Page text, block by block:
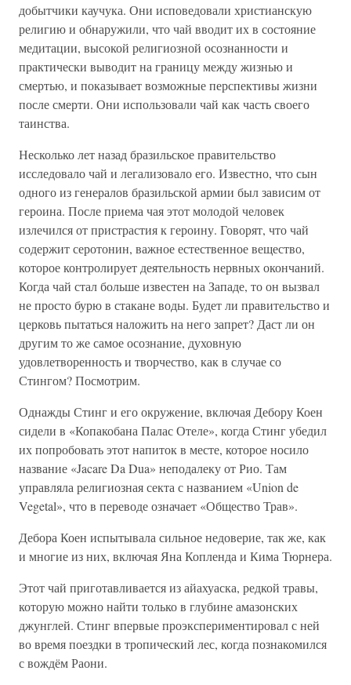
добытчики каучука. Они исповедовали христианскую
религию и обнаружили, что чай вводит их в состояние
медитации, высокой религиозной осознанности и
практически выводит на границу между жизнью и
смертью, и показывает возможные перспективы жизни
после смерти. Они использовали чай как часть своего
таинства.
Несколько лет назад бразильское правительство
исследовало чай и легализовало его. Известно, что сын
одного из генералов бразильской армии был зависим от
героина. После приема чая этот молодой человек
излечился от пристрастия к героину. Говорят, что чай
содержит серотонин, важное естественное вещество,
которое контролирует деятельность нервных окончаний.
Когда чай стал больше известен на Западе, то он вызвал
не просто бурю в стакане воды. Будет ли правительство и
церковь пытаться наложить на него запрет? Даст ли он
другим то же самое осознание, духовную
удовлетворенность и творчество, как в случае со
Стингом? Посмотрим.
Однажды Стинг и его окружение, включая Дебору Коен
сидели в «Копакобана Палас Отеле», когда Стинг убедил
их попробовать этот напиток в месте, которое носило
название «Jacare Da Dua» неподалеку от Рио. Там
управляла религиозная секта с названием «Union de
Vegetal», что в переводе означает «Общество Трав».
Дебора Коен испытывала сильное недоверие, так же, как
и многие из них, включая Яна Копленда и Кима Тюрнера.
Этот чай приготавливается из айахуаска, редкой травы,
которую можно найти только в глубине амазонских
джунглей. Стинг впервые проэкспериментировал с ней
во время поездки в тропический лес, когда познакомился
с вождём Раони.